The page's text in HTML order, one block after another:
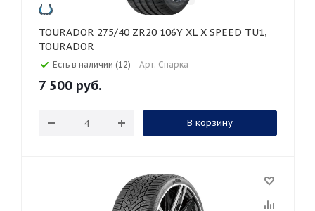
TOURADOR 275/40 ZR20 106Y XL X SPEED TU1,
TOURADOR
Есть в наличии (12) Арт: Спарка
7 500 руб.
В корзину